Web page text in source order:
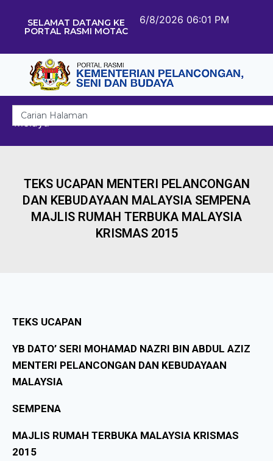
SELAMAT DATANG KE
PORTAL RASMI MOTAC
6/8/2026 06:01 PM
Melayu
TEKS UCAPAN MENTERI PELANCONGAN
DAN KEBUDAYAAN MALAYSIA SEMPENA
MAJLIS RUMAH TERBUKA MALAYSIA
KRISMAS 2015
TEKS UCAPAN
YB DATO’ SERI MOHAMAD NAZRI BIN ABDUL AZIZ
MENTERI PELANCONGAN DAN KEBUDAYAAN
MALAYSIA
SEMPENA
MAJLIS RUMAH TERBUKA MALAYSIA KRISMAS
2015